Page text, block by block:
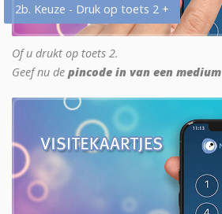
2b. Keuze - Druk op toets 2 +
Of u drukt op toets 2.
Geef nu de pincode in van een medium